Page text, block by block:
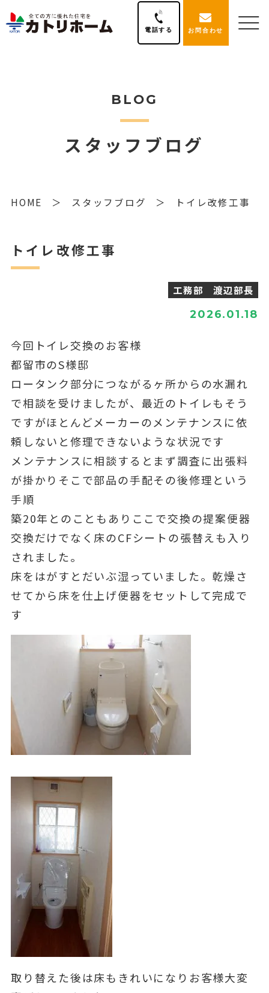
電話する お問合わせ
BLOG
スタッフブログ
HOME スタッフブログ トイレ改修工事
トイレ改修工事
工務部 渡辺部長
2026.01.18
今回トイレ交換のお客様
都留市のS様邸
ロータンク部分につながるヶ所からの水漏れ
で相談を受けましたが、最近のトイレもそう
ですがほとんどメーカーのメンテナンスに依
頼しないと修理できないような状況です
メンテナンスに相談するとまず調査に出張料
が掛かりそこで部品の手配その後修理という
手順
築20年とのこともありここで交換の提案便器
交換だけでなく床のCFシートの張替えも入り
されました。
床をはがすとだいぶ湿っていました。乾燥さ
せてから床を仕上げ便器をセットして完成で
す
取り替えた後は床もきれいになりお客様大変